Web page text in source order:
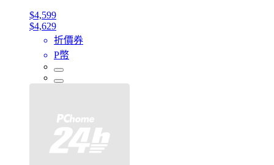
$4,599
$4,629
折價券
P幣